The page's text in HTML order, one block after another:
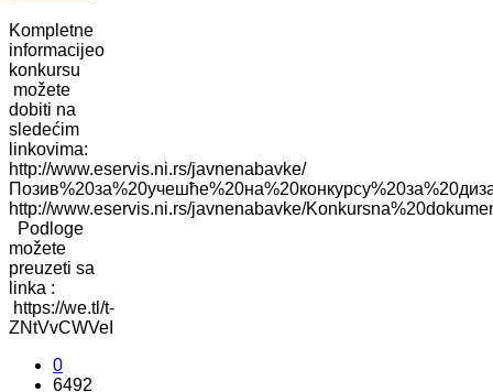
Kompletne
informacijeo
konkursu
možete
dobiti na
sledećim
linkovima:
http://www.eservis.ni.rs/javnenabavke/
http://www.eservis.ni.rs/javnenabavke/
Podloge
možete
preuzeti sa
linka :
https://we.tl/t-
ZNtVvCWVeI
0
6492